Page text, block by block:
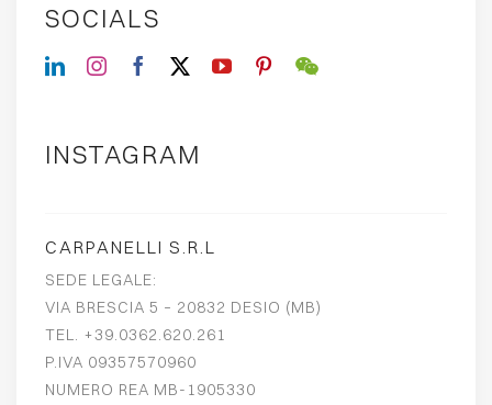
SOCIALS
INSTAGRAM
CARPANELLI S.R.L
SEDE LEGALE:
VIA BRESCIA 5 – 20832 DESIO (MB)
TEL. +39.0362.620.261
P.IVA 09357570960
NUMERO REA MB-1905330